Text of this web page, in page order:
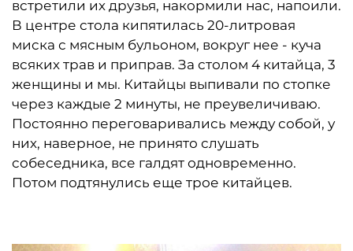
встретили их друзья, накормили нас, напоили.
В центре стола кипятилась 20-литровая
миска с мясным бульоном, вокруг нее - куча
всяких трав и приправ. За столом 4 китайца, 3
женщины и мы. Китайцы выпивали по стопке
через каждые 2 минуты, не преувеличиваю.
Постоянно переговаривались между собой, у
них, наверное, не принято слушать
собеседника, все галдят одновременно.
Потом подтянулись еще трое китайцев.